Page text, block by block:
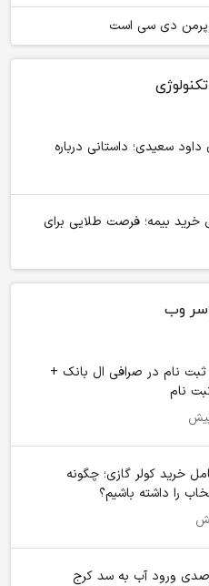
سعیدی؛ داستانی درباره
خرید بیمه؛ فرصت طلایی برای
وب
نام در صرافی ال بانک +
نام
خرید کولر گازی؛ چگونه
را داشته باشیم؟
دی سی است